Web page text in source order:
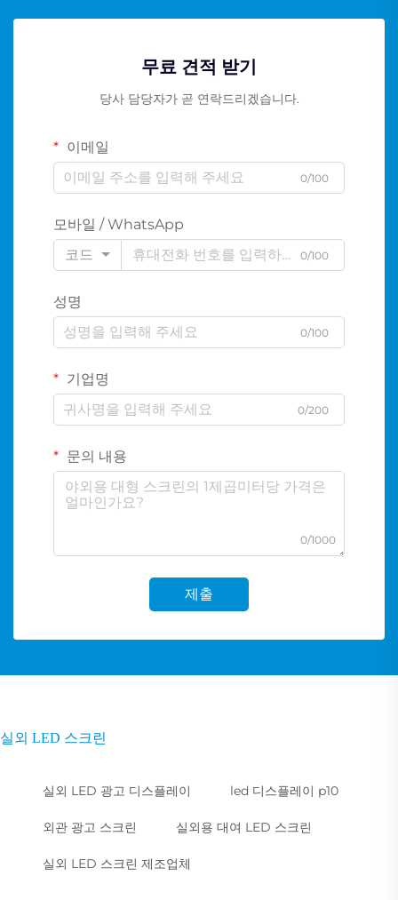
무료 견적 받기
당사 담당자가 곧 연락드리겠습니다.
이메일
0/100
모바일 / WhatsApp
코드
0/100
성명
0/100
기업명
0/200
문의 내용
0/1000
제출
실외 LED 스크린
실외 LED 광고 디스플레이 led 디스플레이 p10
외관 광고 스크린 실외용 대여 LED 스크린
실외 LED 스크린 제조업체